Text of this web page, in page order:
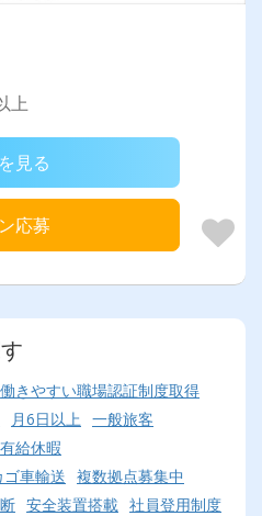
上
見る
応募
働きやすい職場認証制度取得
月6日以上
一般旅客
有給休暇
ゴ車輸送 複数拠点募集中
安全装置搭載 社員登用制度